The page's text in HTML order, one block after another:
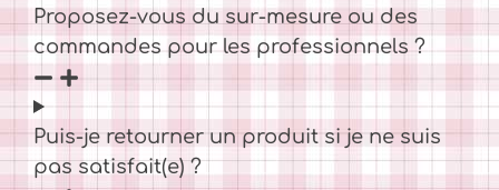
Proposez-vous du sur-mesure ou des
commandes pour les professionnels ?
Puis-je retourner un produit si je ne suis
pas satisfait(e) ?